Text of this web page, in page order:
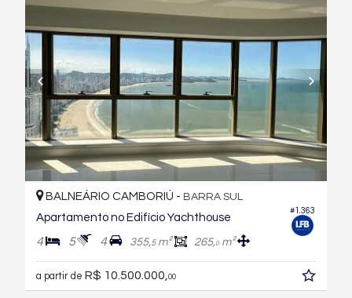
#1.363
BALNEÁRIO CAMBORIÚ - BARRA SUL
Apartamento no Edifício Yachthouse
4 5 4 355,5m² 265,0m²
a partir de R$ 10.500.000, 00